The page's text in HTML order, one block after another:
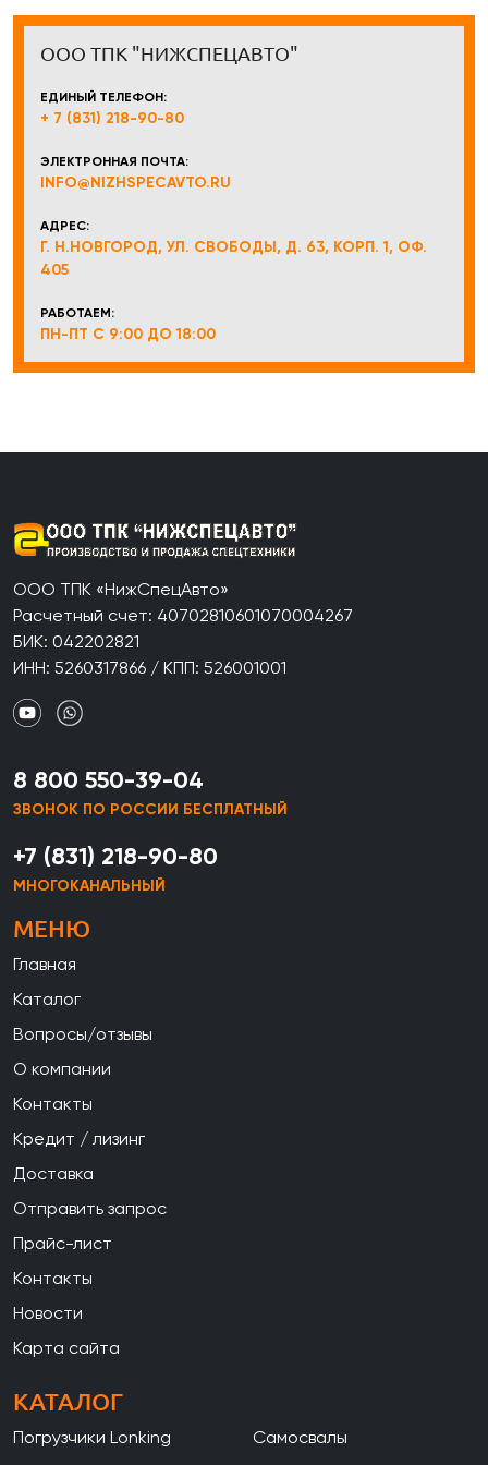
ООО ТПК "НИЖСПЕЦАВТО"
ЕДИНЫЙ ТЕЛЕФОН:
+ 7 (831) 218-90-80
ЭЛЕКТРОННАЯ ПОЧТА:
INFO@NIZHSPECAVTO.RU
АДРЕС:
Г. Н.НОВГОРОД, УЛ. СВОБОДЫ, Д. 63, КОРП. 1, ОФ.
405
РАБОТАЕМ:
ПН-ПТ С 9:00 ДО 18:00
ООО ТПК «НижСпецАвто»
Расчетный счет: 40702810601070004267
БИК: 042202821
ИНН: 5260317866 / КПП: 526001001
8 800 550-39-04
ЗВОНОК ПО РОССИИ БЕСПЛАТНЫЙ
+7 (831) 218-90-80
МНОГОКАНАЛЬНЫЙ
МЕНЮ
Главная
Каталог
Вопросы/отзывы
О компании
Контакты
Кредит / лизинг
Доставка
Отправить запрос
Прайс-лист
Контакты
Новости
Карта сайта
КАТАЛОГ
Погрузчики Lonking
Самосвалы